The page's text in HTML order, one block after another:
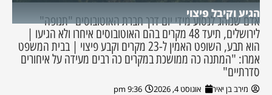
הגיע וקיבל פיצוי
אדם שנוהג לנסוע מידי יום דרך חברת האוטובוסים "תנופה"
לירושלים, תיעד 48 מקרים בהם האוטובוסים איחרו ולא הגיעו |
הוא תבע, השופט האמין ל-23 מקרים וקבע פיצוי | בבית המשפט
אמרו: "המתנה כה ממושכת במקרים כה רבים מעידה על איחורים
סדרתיים"
מירב בן יאיר אוגוסט 4, 2026 9:36 pm